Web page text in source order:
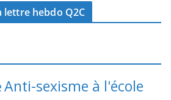
lettre hebdo Q2C
Anti-sexisme à l'école